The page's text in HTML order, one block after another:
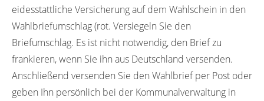
eidesstattliche Versicherung auf dem Wahlschein in den
Wahlbriefumschlag (rot. Versiegeln Sie den
Briefumschlag. Es ist nicht notwendig, den Brief zu
frankieren, wenn Sie ihn aus Deutschland versenden.
Anschließend versenden Sie den Wahlbrief per Post oder
geben Ihn persönlich bei der Kommunalverwaltung in